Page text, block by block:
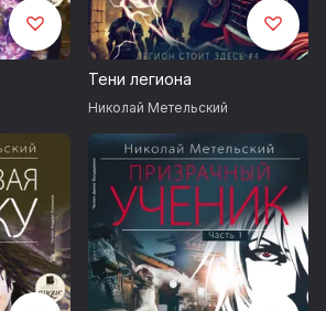
Тени легиона
Николай Метельский